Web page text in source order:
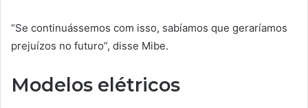
“Se continuássemos com isso, sabíamos que geraríamos
prejuízos no futuro”, disse Mibe.
Modelos elétricos